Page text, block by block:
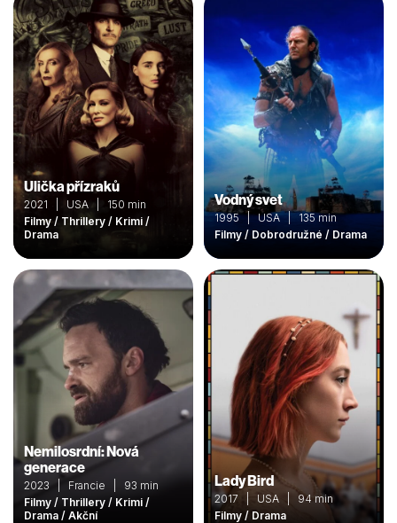
Ulička přízraků
2021 | USA | 150 min
Filmy / Thrillery / Krimi /
Drama
Vodný svet
1995 | USA | 135 min
Filmy / Dobrodružné / Drama
Nemilosrdní: Nová
generace
2023 | Francie | 93 min
Filmy / Thrillery / Krimi /
Drama / Akční
Lady Bird
2017 | USA | 94 min
Filmy / Drama